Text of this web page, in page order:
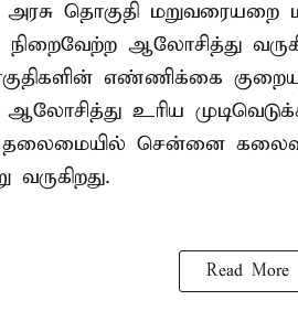
தொகுதி மறுவரையறை
நிறைவேற்ற ஆலோசித்து
எண்ணிக்கை
ஆலோசித்து உரிய
தலைமையில் சென்னை
Read More